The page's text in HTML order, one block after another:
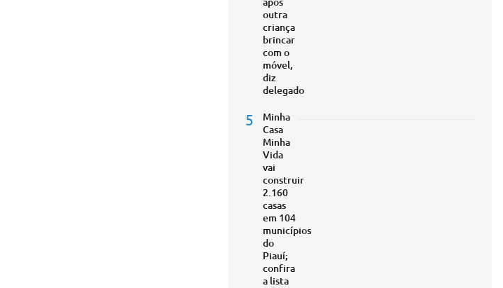
outra
criança
brincar
com o
móvel,
diz
delegado
5
Minha
Casa
Minha
Vida
vai
construir
2.160
casas
em 104
municípios
do
Piauí;
confira
a lista